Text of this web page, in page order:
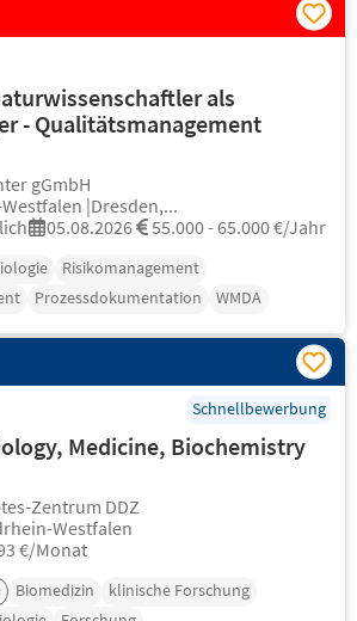
als
- Qualitätsmanagement
gGmbH
|Dresden,...
05.08.2026 55.000 - 65.000 €/Jahr
Risikomanagement
Prozessdokumentation WMDA
Schnellbewerbung
Medicine, Biochemistry
Zentrum DDZ
Westfalen
€/Monat
Biomedizin
klinische Forschung